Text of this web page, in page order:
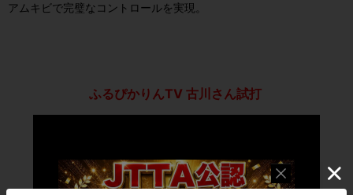
アムキビで完璧なコントロールを実現。
ふるぴかりんTV 古川さん試打